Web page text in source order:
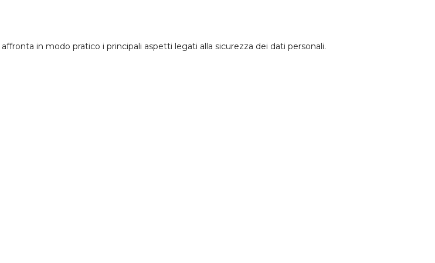
in modo pratico i principali aspetti legati alla sicurezza dei dati personali.